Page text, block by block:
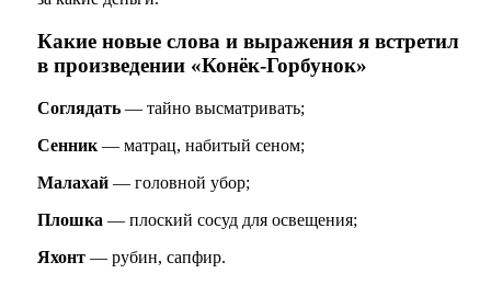
Какие новые слова и выражения я встретил
в произведении «Конёк-Горбунок»
Соглядать— тайно высматривать;
Сенник— матрац, набитый сеном;
Малахай— головной убор;
Плошка — плоский сосуд для освещения;
Яхонт— рубин, сапфир.